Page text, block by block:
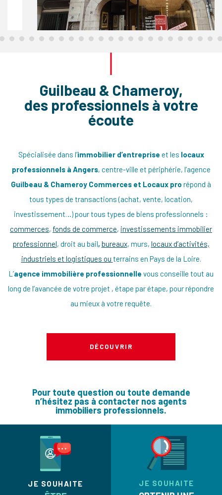
LOCAL COMMERCIAL HYPER CENTRE
Ouverture Friperie, bazar, concept store – ouverture en
Guilbeau & Chameroy,
des professionnels à votre
écoute
Spécialisée dans l’immobilier d’entreprise et les locaux
professionnels à Angers, centre-ville et périphérie, l’agence
Guilbeau & Chameroy Commerces et Locaux pro répond à
tous types de transactions (achat, vente, location,
investissement…) pour tous types de biens professionnels :
commerces, fonds de commerce, investissements immobilier
professionnel, droit au bail, bureaux, murs, locaux d’activités,
industriels et logistiques ou terrains en Pays de la Loire.
L’agence immobilière professionnelle vous conseille tout au
long de l’avancée de votre projet , étape par étape, pour répondre
au mieux à votre requête.
DÉCOUVRIR
Pour toute question ou toute demande
n’hésitez pas à contacter nos agents
immobiliers professionnels.
JE SOUHAITE JE SOUHAITE